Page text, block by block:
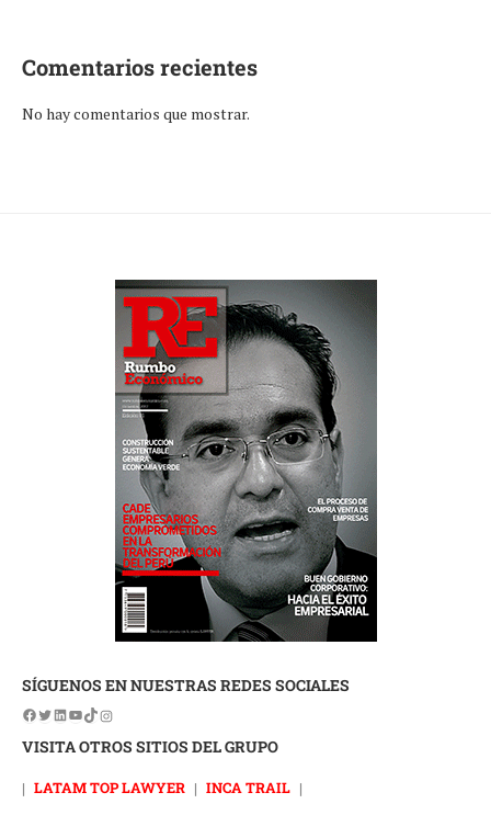
Comentarios recientes
No hay comentarios que mostrar.
SÍGUENOS EN NUESTRAS REDES SOCIALES
VISITA OTROS SITIOS DEL GRUPO
| LATAM TOP LAWYER | INCA TRAIL |